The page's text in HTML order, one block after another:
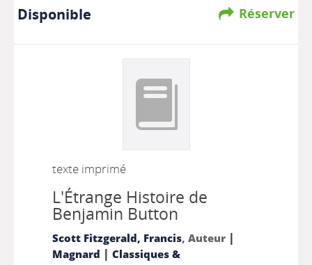
Réserver
Disponible
texte imprimé
L'Étrange Histoire de
Benjamin Button
Scott Fitzgerald, Francis, Auteur |
Magnard | Classiques &